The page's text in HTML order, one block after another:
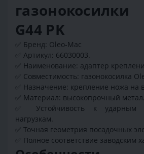
газонокосилки
G44 PK
Бренд: Oleo-Mac
Артикул: 66030003.
Наименование: адаптер
Совместимость: газонокосилка
Назначение: крепление ножа на
Материал: высокопрочный
Устойчивость к
нагрузкам.
Точная геометрия посадочных
Полное соответствие заводским